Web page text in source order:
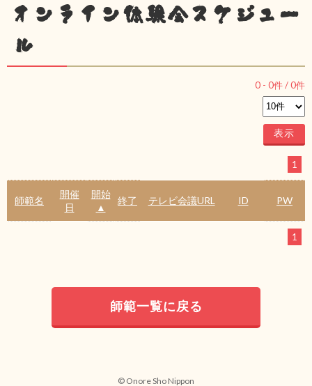
オンライン体験会スケジュー
ル
0 - 0件 /0件
1
師範名
開催
日
開始
▲
終了 テレビ会議URL ID PW
1
師範一覧に戻る
© Onore Sho Nippon